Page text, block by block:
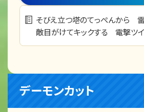
そびえ立つ塔のてっぺんから
敵目がけてキックする 電撃ツイ
デーモンカット